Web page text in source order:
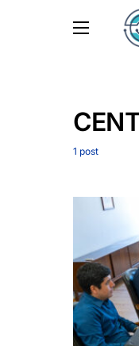
1 post